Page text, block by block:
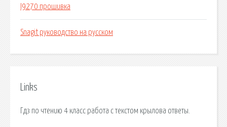
I9270 прошивка
Snagit руководство на русском
Links
Гдз по чтению 4 класс работа с текстом крылова ответы.